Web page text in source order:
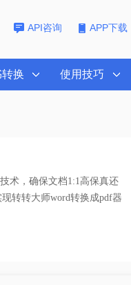
API咨询 APP下载
换 使用技巧
术，确保文档1:1高保真还
现转转大师word转换成pdf器